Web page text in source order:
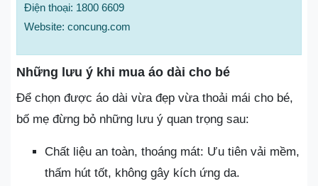
Điện thoại: 1800 6609
Website: concung.com
Những lưu ý khi mua áo dài cho bé
Để chọn được áo dài vừa đẹp vừa thoải mái cho bé,
bố mẹ đừng bỏ những lưu ý quan trọng sau:
Chất liệu an toàn, thoáng mát: Ưu tiên vải mềm,
thấm hút tốt, không gây kích ứng da.